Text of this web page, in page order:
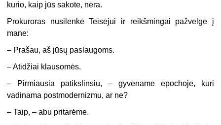
kurio, kaip jūs sakote, nėra.
Prokuroras nusilenkė Teisėjui ir reikšmingai pažvelgė į
mane:
– Prašau, aš jūsų paslaugoms.
– Atidžiai klausomės.
– Pirmiausia patikslinsiu, – gyvename epochoje, kuri
vadinama postmodernizmu, ar ne?
– Taip, – abu pritarėme.